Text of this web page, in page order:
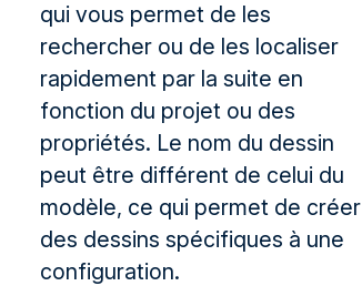
qui vous permet de les
rechercher ou de les localiser
rapidement par la suite en
fonction du projet ou des
propriétés. Le nom du dessin
peut être différent de celui du
modèle, ce qui permet de créer
des dessins spécifiques à une
configuration.